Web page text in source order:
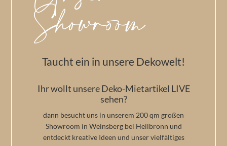
Showroom
Taucht ein in unsere Dekowelt!
Ihr wollt unsere Deko-Mietartikel LIVE
sehen?
dann besucht uns in unserem 200 qm großen
Showroom in Weinsberg bei Heilbronn und
entdeckt kreative Ideen und unser vielfältiges